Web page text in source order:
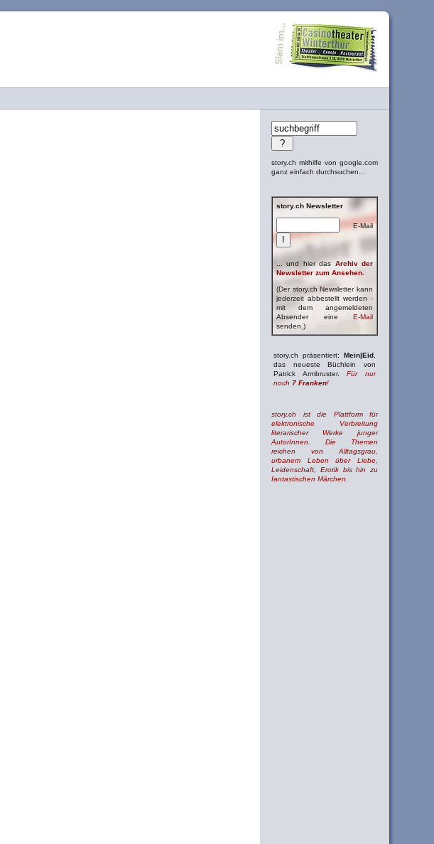
story.ch mithilfe von google.com
ganz einfach durchsuchen...
story.ch Newsletter
E-Mail
... und hier das Archiv der
Newsletter zum Ansehen.
(Der story.ch Newsletter kann
jederzeit abbestellt werden -
mit dem angemeldeten
Absender eine E-Mail
senden.)
story.ch präsentiert: Mein|Eid
das neueste Büchlein von
Patrick Armbruster.Für nur
noch 7 Franken!
story.ch ist die Plattform für
elektronische Verbreitung
literarischer Werke junger
AutorInnen. Die Themen
reichen von Alltagsgrau,
urbanem Leben über Liebe,
Leidenschaft, Erotik bis hin zu
fantastischen Märchen.